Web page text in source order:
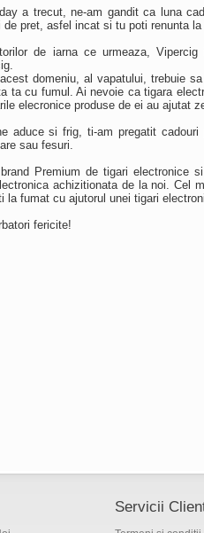
a trecut, ne-am gandit ca luna
de pret, asfel incat si tu poti renunta
de iarna ce urmeaza,
domeniu, al vapatului, trebuie
ta cu fumul. Ai nevoie ca tigara
elecronice produse de ei au ajutat
aduce si frig, ti-am pregatit
sau fesuri.
Premium de tigari electronice
achizitionata de la noi. Cel
la fumat cu ajutorul unei tigari
fericite!
Servicii